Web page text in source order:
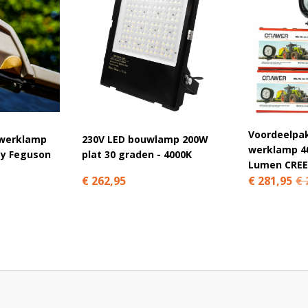
van de bekende fabrikant Tureful. Deze
het een kwestie van alleen inschakelen als er
bestaat uit degelijk aluminium, een hoog
is deze bouwlamp van 100 watt stof- en
niet vergeten dat wij hier 3 jaar garantie op
Feguson
230V LED bouwlamp 200W
plat 30 graden - 4000K
€ 262,95
werklamp
Lumen CREE
€ 281,95 €